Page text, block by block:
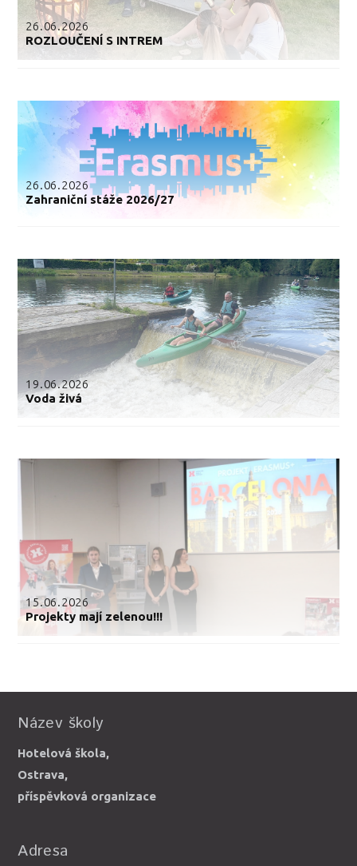
26.06.2026
ROZLOUČENÍ S INTREM
26.06.2026
Zahraniční stáže 2026/27
19.06.2026
Voda živá
15.06.2026
Projekty mají zelenou!!!
Název školy
Hotelová škola,
Ostrava,
příspěvková organizace
Adresa